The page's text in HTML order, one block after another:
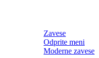
Zavese
Odprite meni
Moderne zavese